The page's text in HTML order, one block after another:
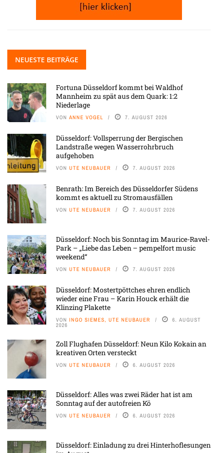
NEUESTE BEITRÄGE
Fortuna Düsseldorf kommt bei Waldhof
Mannheim zu spät aus dem Quark: 1:2
Niederlage
VON ANNE VOGEL 7. AUGUST 2026
Düsseldorf: Vollsperrung der Bergischen
Landstraße wegen Wasserrohrbruch
aufgehoben
VON UTE NEUBAUER 7. AUGUST 2026
Benrath: Im Bereich des Düsseldorfer Südens
kommt es aktuell zu Stromausfällen
VON UTE NEUBAUER 7. AUGUST 2026
Düsseldorf: Noch bis Sonntag im Maurice-Ravel-
Park – „Liebe das Leben – pempelfort music
weekend“
VON UTE NEUBAUER 7. AUGUST 2026
Düsseldorf: Mostertpöttches ehren endlich
wieder eine Frau – Karin Houck erhält die
Klinzing Plakette
VON INGO SIEMES, UTE NEUBAUER 6. AUGUST
2026
Zoll Flughafen Düsseldorf: Neun Kilo Kokain an
kreativen Orten versteckt
VON UTE NEUBAUER 6. AUGUST 2026
Düsseldorf: Alles was zwei Räder hat ist am
Sonntag auf der autofreien Kö
VON UTE NEUBAUER 6. AUGUST 2026
Düsseldorf: Einladung zu drei Hinterhoflesungen